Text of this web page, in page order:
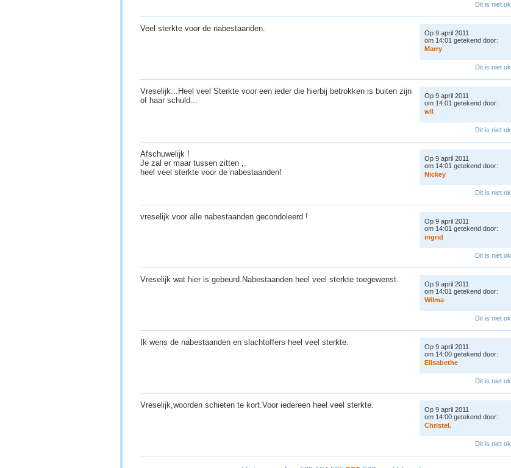
Dit is niet ok
Veel sterkte voor de nabestaanden.
Op 9 april 2011
om 14:01 getekend door:
Marry
Dit is niet ok
Vreselijk...Heel veel Sterkte voor een ieder die hierbij betrokken is buiten zijn
of haar schuld...
Op 9 april 2011
om 14:01 getekend door:
wil
Dit is niet ok
Afschuwelijk !
Je zal er maar tussen zitten ,.
heel veel sterkte voor de nabestaanden!
Op 9 april 2011
om 14:01 getekend door:
Nickey
Dit is niet ok
vreselijk voor alle nabestaanden gecondoleerd !
Op 9 april 2011
om 14:01 getekend door:
ingrid
Dit is niet ok
Vreselijk wat hier is gebeurd.Nabestaanden heel veel sterkte toegewenst.
Op 9 april 2011
om 14:01 getekend door:
Wilma
Dit is niet ok
Ik wens de nabestaanden en slachtoffers heel veel sterkte.
Op 9 april 2011
om 14:00 getekend door:
Elisabethe
Dit is niet ok
Vreselijk,woorden schieten te kort.Voor iedereen heel veel sterkte.
Op 9 april 2011
om 14:00 getekend door:
Christel.
Dit is niet ok